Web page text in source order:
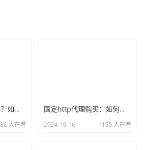
http代理平台哪个好？如何选择？
人在看
固定http代理购买：如何选择优质代理？
2024-10-16 1155 人在看